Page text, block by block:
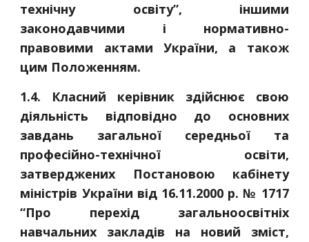
технічну освіту”, іншими
законодавчими і нормативно-
правовими актами України, а також
цим Положенням.
1.4. Класний керівник здійснює свою
діяльність відповідно до основних
завдань загальної середньої та
професійно-технічної освіти,
затверджених Постановою кабінету
міністрів України від 16.11.2000 р. № 1717
“Про перехід загальноосвітніх
навчальних закладів на новий зміст,